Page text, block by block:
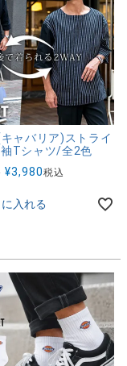
ャバリア)ストライ
Tシャツ/全2色
¥3,980税込
入れる